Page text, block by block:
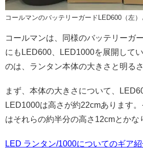
コールマンのバッテリーガードLED600（左）
コールマンは、同様のバッテリーガ
にもLED600、LED1000を展開して
のは、ランタン本体の大きさと明るさ
まず、本体の大きさについて、
LED1000は高さが約22cmあります
はそれらの約半分の高さ12cmとかな
LED ランタン/1000についてのギア